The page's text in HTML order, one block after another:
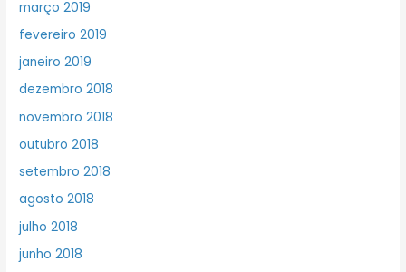
março 2019
fevereiro 2019
janeiro 2019
dezembro 2018
novembro 2018
outubro 2018
setembro 2018
agosto 2018
julho 2018
junho 2018